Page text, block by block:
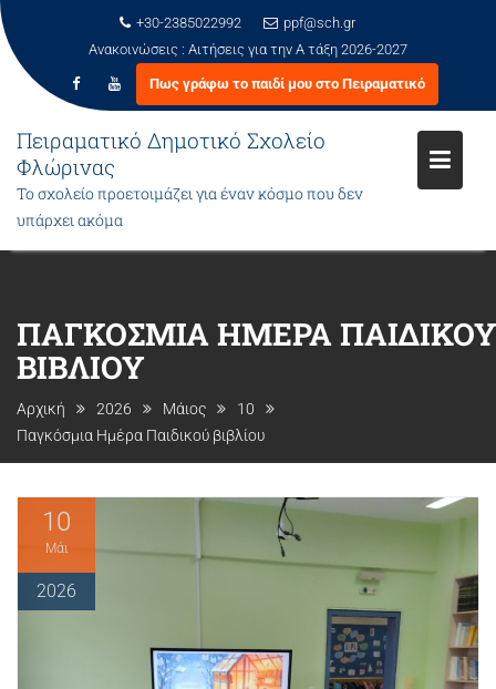
+30-2385022992
ppf@sch.gr
Ανακοινώσεις : Αιτήσεις για την Α τάξη 2026-2027
Πως γράφω το παιδί μου στο Πειραματικό
Πειραματικό Δημοτικό Σχολείο
Φλώρινας
Το σχολείο προετοιμάζει για έναν κόσμο που δεν
υπάρχει ακόμα
ΠΑΓΚΌΣΜΙΑ ΗΜΈΡΑ ΠΑΙΔΙΚΟΎ
ΒΙΒΛΊΟΥ
Αρχική 2026 Μάιος
10
Παγκόσμια Ημέρα Παιδικού βιβλίου
10
Μάι
2026